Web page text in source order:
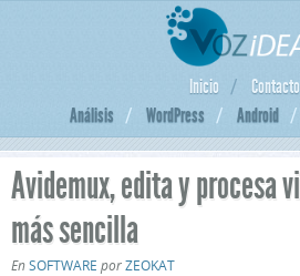
Inicio
Contacto
Análisis
WordPress Android
Avidemux, edita y procesa
más sencilla
EnSOFTWARE porZEOKAT